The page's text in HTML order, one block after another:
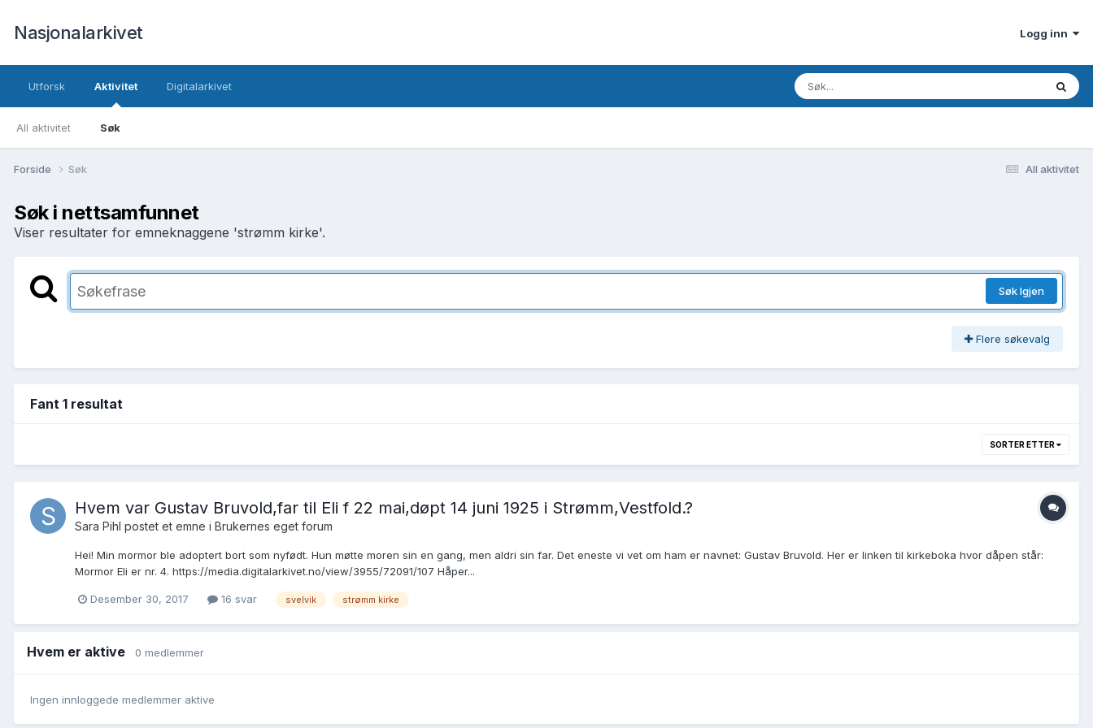
Nasjonalarkivet Logg inn
Utforsk Aktivitet
All aktivitet Søk
Digitalarkivet
All aktivitet
Forside Søk
Søk i nettsamfunnet
Viser resultater for emneknaggene 'strømm kirke'.
Søk Igjen
Flere søkevalg
Fant 1 resultat
SORTER ETTER
Hvem var Gustav Bruvold,far til Eli f 22 mai,døpt 14 juni 1925 i Strømm,Vestfold.?
Sara Pihl postet et emne i Brukernes eget forum
Hei! Min mormor ble adoptert bort som nyfødt. Hun møtte moren sin en gang, men aldri sin far. Det eneste vi vet om ham er navnet: Gustav Bruvold. Her er linken til kirkeboka hvor dåpen står:
Mormor Eli er nr. 4. https://media.digitalarkivet.no/view/3955/72091/107 Håper...
Desember 30, 2017 16 svar svelvik strømm kirke
Hvem er aktive 0 medlemmer
Ingen innloggede medlemmer aktive